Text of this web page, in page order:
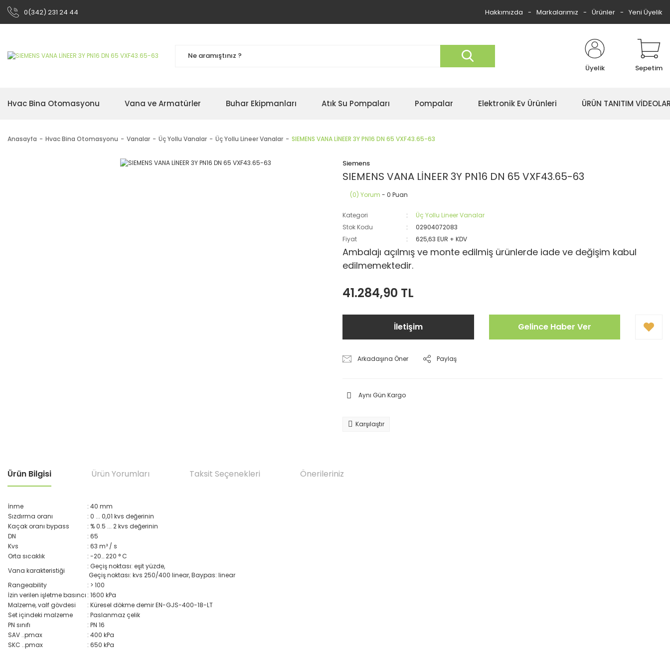
0(342) 231 24 44 Hakkımızda Markalarımız Ürünler Yeni Üyelik
Üyelik Sepetim
Hvac Bina Otomasyonu Vana ve Armatürler Buhar Ekipmanları Atık Su Pompaları Pompalar Elektronik Ev Ürünleri ÜRÜN TANITIM
Anasayfa Hvac Bina Otomasyonu Vanalar Üç Yollu Vanalar Üç Yollu Lineer Vanalar SIEMENS VANA LİNEER 3Y PN16 DN 65 VXF43.65-63
Siemens
SIEMENS VANA LİNEER 3Y PN16 DN 65 VXF43.65-63
(0) Yorum - 0 Puan
Kategori
Üç Yollu Lineer Vanalar
Stok Kodu
02904072083
Fiyat
625,63 EUR + KDV
Ambalajı açılmış ve monte edilmiş ürünlerde iade ve değişim kabul
edilmemektedir.
41.284,90 TL
İletişim Gelince Haber Ver
Arkadaşına Öner Paylaş
Aynı Gün Kargo
Karşılaştır
Ürün Bilgisi Ürün Yorumları Taksit Seçenekleri Önerileriniz
İnme
: 40 mm
Sızdırma oranı
: 0 ... 0,01 kvs değerinin
Kaçak oranı bypass
: % 0.5 ... 2 kvs değerinin
DN
: 65
Kvs
: 63 m³ / s
Orta sıcaklık
: -20… 220 ° C
Vana karakteristiği
: Geçiş noktası: eşit yüzde,
Geçiş noktası: kvs 250/400 linear, Baypas: linear
Rangeability
: > 100
İzin verilen işletme basıncı : 1600 kPa
Malzeme, valf gövdesi
: Küresel dökme demir EN-GJS-400-18-LT
Set içindeki malzeme
: Paslanmaz çelik
PN sınıfı
: PN 16
SAV ..pmax
: 400 kPa
SKC ..pmax
: 650 kPa